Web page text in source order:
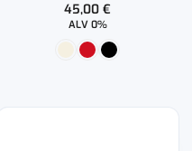
45,00€
ALV 0%